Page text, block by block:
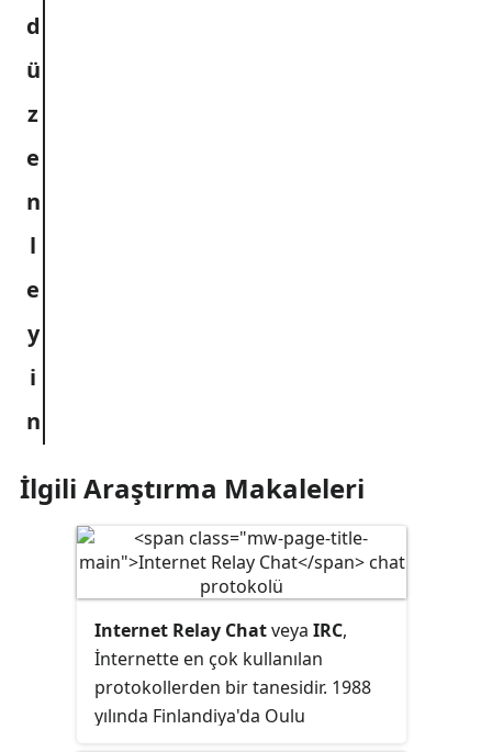
İlgili Araştırma Makaleleri
Internet Relay Chatveya IRC,
İnternette en çok kullanılan
protokollerden bir tanesidir. 1988
yılında Finlandiya'da Oulu